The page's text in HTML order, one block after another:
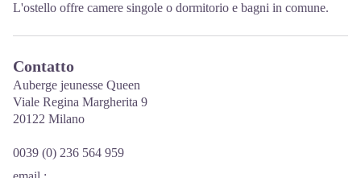
L'ostello offre camere singole o dormitorio e bagni in comune.
Contatto
Auberge jeunesse Queen
Viale Regina Margherita 9
20122 Milano
0039 (0) 236 564 959